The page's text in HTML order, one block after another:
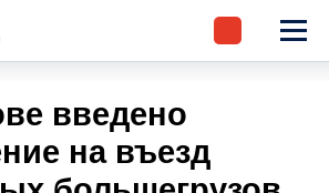
введено
на въезд